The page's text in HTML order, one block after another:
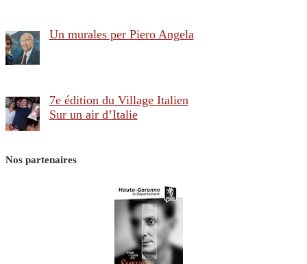
Un murales per Piero Angela
7e édition du Village Italien
Sur un air d’Italie
Nos partenaires